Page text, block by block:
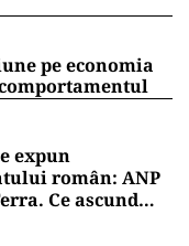
pe economia
expun
român: ANP
Ce ascund